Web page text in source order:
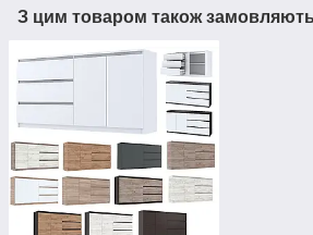
З цим товаром також замовляють